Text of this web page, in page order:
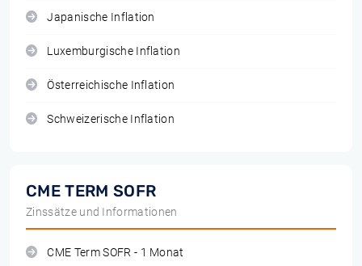
Japanische Inflation
Luxemburgische Inflation
Österreichische Inflation
Schweizerische Inflation
CME TERM SOFR
Zinssätze und Informationen
CME Term SOFR - 1 Monat